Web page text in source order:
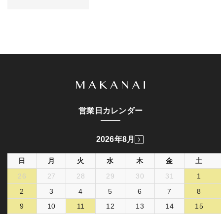
営業日カレンダー
2026年8月
日 月 火 水 木 金
土
26
27 28 29 30 31
1
2
3 4 5 6 7
8
9
10 11 12 13 14
15